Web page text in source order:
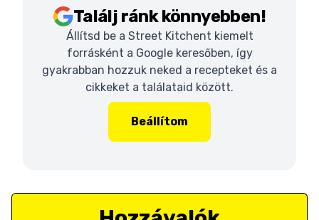
Találj ránk könnyebben!
Állítsd be a Street Kitchent kiemelt
forrásként a Google keresőben, így
gyakrabban hozzuk neked a recepteket és a
cikkeket a találataid között.
Beállítom